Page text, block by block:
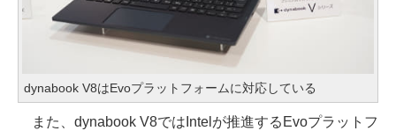
dynabook V8はEvoプラットフォームに対応している
また、dynabook V8ではIntelが推進するEvoプラットフ